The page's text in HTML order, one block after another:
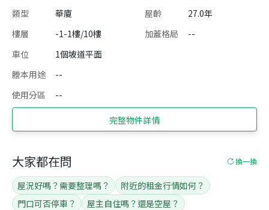
類型 華廈 屋齡
27.0年
樓層
-1-1樓/10樓 加蓋格局
--
車位
1個坡道平面
謄本用途
--
使用分區
--
完整物件詳情
大家都在問 換一換
屋況好嗎？需要整理嗎？
附近的租金行情如何？
門口可否停車？
屋主自住嗎？還是空屋？